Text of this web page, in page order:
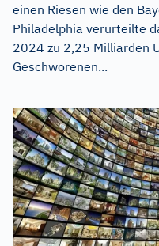
einen Riesen wie den
Philadelphia verurteilte
2024 zu 2,25 Milliarden
Geschworenen...